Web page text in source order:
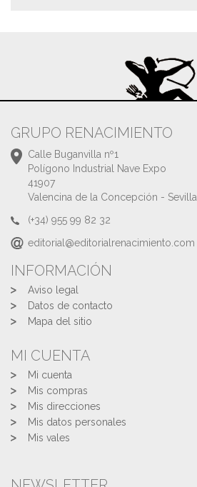
GRUPO RENACIMIENTO
Calle Buganvilla nº1
Polígono Industrial Nave Expo
41907
Valencina de la Concepción - Sevilla
(+34) 955 99 82 32
editorial@editorialrenacimiento.com
INFORMACIÓN
Aviso legal
Datos de contacto
Mapa del sitio
MI CUENTA
Mi cuenta
Mis compras
Mis direcciones
Mis datos personales
Mis vales